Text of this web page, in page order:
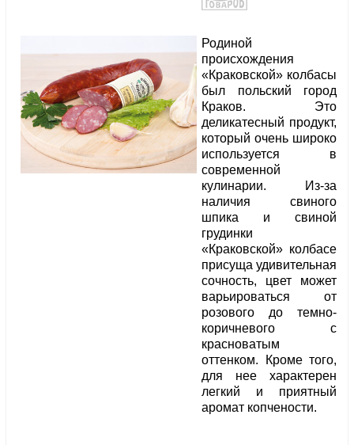
Родиной
происхождения
«Краковской» колбасы
был польский город
Краков. Это
деликатесный продукт,
который очень широко
используется в
современной
кулинарии. Из-за
наличия свиного
шпика и свиной
грудинки
«Краковской» колбасе
присуща удивительная
сочность, цвет может
варьироваться от
розового до темно-
коричневого с
красноватым
оттенком. Кроме того,
для нее характерен
легкий и приятный
аромат копчености.